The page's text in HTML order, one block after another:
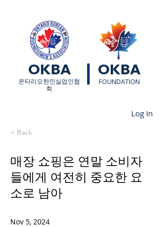
OKBA OKBA
​온타리오한인실업인협
회
FOUNDATION
Log In
< Back
매장 쇼핑은 연말 소비자
들에게 여전히 중요한 요
소로 남아
Nov 5, 2024